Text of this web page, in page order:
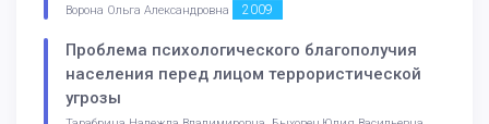
Ворона Ольга Александровна
2009
Проблема психологического благополучия
населения перед лицом террористической
угрозы